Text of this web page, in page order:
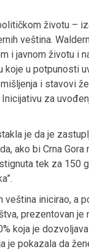
životu –
veština.
i javnom životu i
koje u potpunosti
i stavovi
za
je da je
ako bi Crna
tek za 150
veština inicirao, a
prezentovan je
koja je
pokazala da